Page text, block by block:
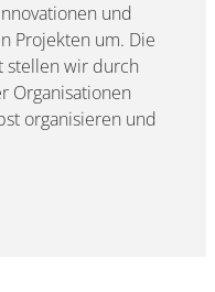
und
Projekten um. Die
stellen wir durch
Organisationen
organisieren und